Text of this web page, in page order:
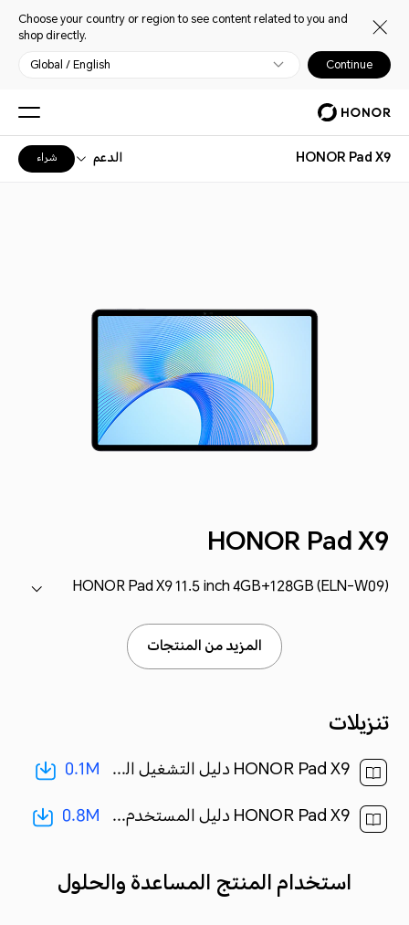
Choose your country or region to see content related to you and
shop directly.
Global / English Continue
HONOR Pad X9 الدعم شراء
HONOR Pad X9
HONOR Pad X9 11.5 inch 4GB+128GB (ELN-W09)
المزيد من المنتجات
تنزيلات
HONOR Pad X9 دليل التشغيل السريع-(MagicOS7.1_01,ELN-W09,ar)[ 0.1M ] 0.1M
HONOR Pad X9 دليل المستخدم-(MagicOS 7.1_01,ar-eg)[ 0.8M ] 0.8M
استخدام المنتج المساعدة والحلول